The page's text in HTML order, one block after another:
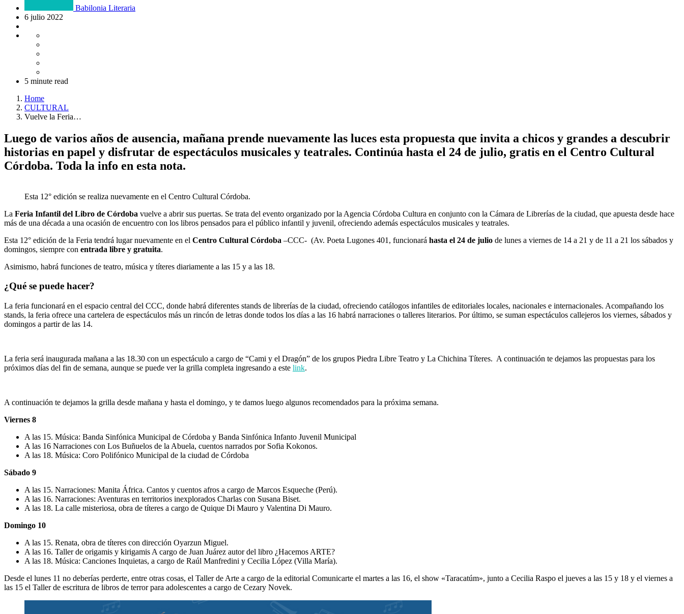
Babilonia Literaria
6 julio 2022
5 minute read
Home
CULTURAL
Vuelve la Feria…
Luego de varios años de ausencia, mañana prende nuevamente las luces esta propuesta que invita a chicos y grandes a descubrir
historias en papel y disfrutar de espectáculos musicales y teatrales. Continúa hasta el 24 de julio, gratis en el Centro Cultural
Córdoba. Toda la info en esta nota.
Esta 12° edición se realiza nuevamente en el Centro Cultural Córdoba.
La Feria Infantil del Libro de Córdoba vuelve a abrir sus puertas. Se trata del evento organizado por la Agencia Córdoba Cultura en conjunto con la Cámara de Librerías de la ciudad, que apuesta desde hace
más de una década a una ocasión de encuentro con los libros pensados para el público infantil y juvenil, ofreciendo además espectáculos musicales y teatrales.
Esta 12° edición de la Feria tendrá lugar nuevamente en el Centro Cultural Córdoba –CCC- (Av. Poeta Lugones 401, funcionará hasta el 24 de julio de lunes a viernes de 14 a 21 y de 11 a 21 los sábados y
domingos, siempre con entrada libre y gratuita.
Asimismo, habrá funciones de teatro, música y títeres diariamente a las 15 y a las 18.
¿Qué se puede hacer?
La feria funcionará en el espacio central del CCC, donde habrá diferentes stands de librerías de la ciudad, ofreciendo catálogos infantiles de editoriales locales, nacionales e internacionales. Acompañando los
stands, la feria ofrece una cartelera de espectáculos más un rincón de letras donde todos los días a las 16 habrá narraciones o talleres literarios. Por último, se suman espectáculos callejeros los viernes, sábados y
domingos a partir de las 14.
La feria será inaugurada mañana a las 18.30 con un espectáculo a cargo de “Cami y el Dragón” de los grupos Piedra Libre Teatro y La Chichina Títeres. A continuación te dejamos las propuestas para los
próximos días del fin de semana, aunque se puede ver la grilla completa ingresando a este link.
A continuación te dejamos la grilla desde mañana y hasta el domingo, y te damos luego algunos recomendados para la próxima semana.
Viernes 8
A las 15. Música: Banda Sinfónica Municipal de Córdoba y Banda Sinfónica Infanto Juvenil Municipal
A las 16 Narraciones con Los Buñuelos de la Abuela, cuentos narrados por Sofia Kokonos.
A las 18. Música: Coro Polifónico Municipal de la ciudad de Córdoba
Sábado 9
A las 15. Narraciones: Manita África. Cantos y cuentos afros a cargo de Marcos Esqueche (Perú).
A las 16. Narraciones: Aventuras en territorios inexplorados Charlas con Susana Biset.
A las 18. La calle misteriosa, obra de títeres a cargo de Quique Di Mauro y Valentina Di Mauro.
Domingo 10
A las 15. Renata, obra de títeres con dirección Oyarzun Miguel.
A las 16. Taller de origamis y kirigamis A cargo de Juan Juárez autor del libro ¿Hacemos ARTE?
A las 18. Música: Canciones Inquietas, a cargo de Raúl Manfredini y Cecilia López (Villa María).
Desde el lunes 11 no deberías perderte, entre otras cosas, el Taller de Arte a cargo de la editorial Comunicarte el martes a las 16, el show «Taracatúm», junto a Cecilia Raspo el jueves a las 15 y 18 y el viernes a
las 15 el Taller de escritura de libros de terror para adolescentes a cargo de Cezary Novek.